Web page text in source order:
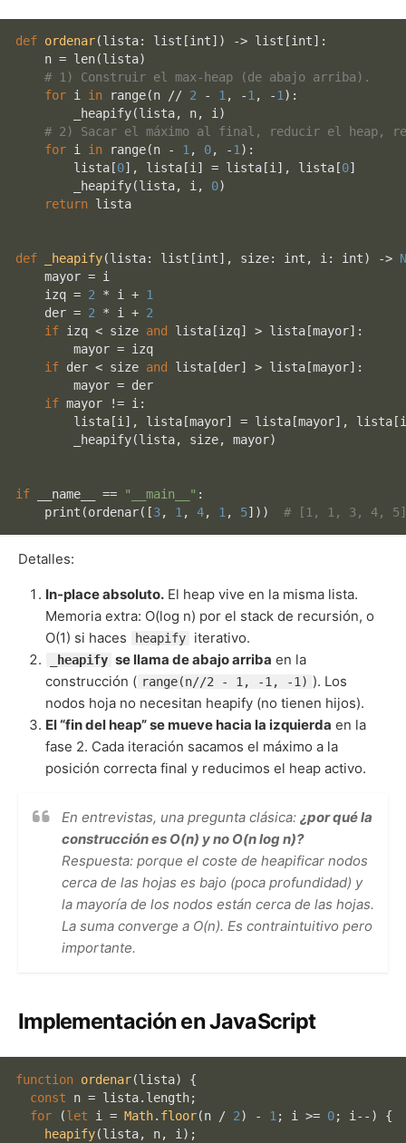
def ordenar(lista: list [int] ) -> list [int]:
    n =
len(lista)
# 1) Construir el max-heap (de abajo arriba).
for i in range(n // 2 - 1, -1, -1):
        _heapify(lista, n, i)
# 2) Sacar el máximo al final, reducir el heap,
for i in range(n - 1, 0, -1):
        lista[
0], lista[i] = lista[i], lista[0]
        _heapify(lista, i,
0)
return lista
def _heapify(lista: list [int], size: int , i: int) ->
    mayor = i
    izq =
2 * i + 1
    der =
2 * i + 2
if izq < size and
lista[izq] > lista[mayor]:
        mayor = izq
if der < size and
lista[der] > lista[mayor]:
        mayor = der
if mayor != i:
lista[i], lista[mayor] = lista[mayor],
        _heapify(lista, size, mayor)
if __name__ == "__main__" :
print (ordenar([3, 1, 4, 1, 5])) # [1, 1, 3, 4,
Detalles:
In-place absoluto. El heap vive en la misma lista.
Memoria extra: O(log n) por el stack de recursión, o
O(1) si haces
heapify iterativo.
_heapify se llama de abajo arriba en la
construcción ( range(n//2 - 1, -1, -1) ). Los
nodos hoja no necesitan heapify (no tienen hijos).
El “fin del heap” se mueve hacia la izquierda en la
fase 2. Cada iteración sacamos el máximo a la
posición correcta final y reducimos el heap activo.
En entrevistas, una pregunta clásica: ¿por qué la
construcción es O(n) y no O(n log n)?
Respuesta: porque el coste de heapificar nodos
cerca de las hojas es bajo (poca profundidad) y
la mayoría de los nodos están cerca de las hojas.
La suma converge a O(n). Es contraintuitivo pero
importante.
Implementación en JavaScript
function ordenar(lista) {
const n = lista. length;
for (let i = Math. floor(n / 2) - 1 ; i >= 0; i--) {
heapify(lista, n, i);